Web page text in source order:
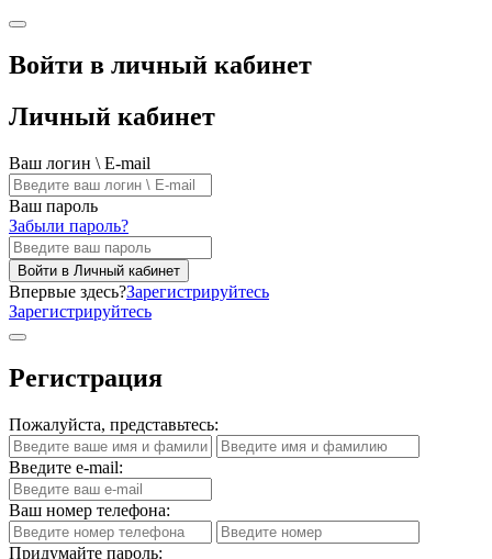
Войти в личный кабинет
Личный кабинет
Ваш логин \ E-mail
Ваш пароль
Забыли пароль?
Войти в Личный кабинет
Впервые здесь?Зарегистрируйтесь
Зарегистрируйтесь
Регистрация
Пожалуйста, представьтесь:
Введите e-mail:
Ваш номер телефона:
Придумайте пароль: